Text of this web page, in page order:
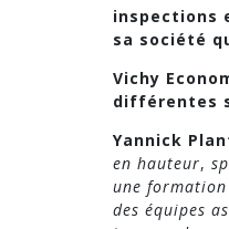
inspections
sa société
Vichy
différentes
Yannick
en hauteur,
une
des équipes